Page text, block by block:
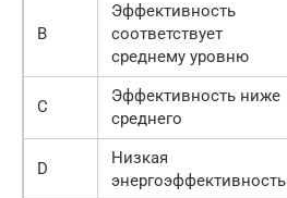
B
Эффективность
соответствует
среднему уровню
C
Эффективность ниже
среднего
D
Низкая
энергоэффективность